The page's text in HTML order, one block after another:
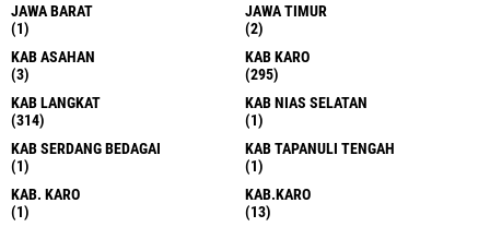
JAWA BARAT
(1)
JAWA TIMUR
(2)
KAB ASAHAN
(3)
KAB KARO
(295)
KAB LANGKAT
(314)
KAB NIAS SELATAN
(1)
KAB SERDANG BEDAGAI
(1)
KAB TAPANULI TENGAH
(1)
KAB. KARO
(1)
KAB.KARO
(13)